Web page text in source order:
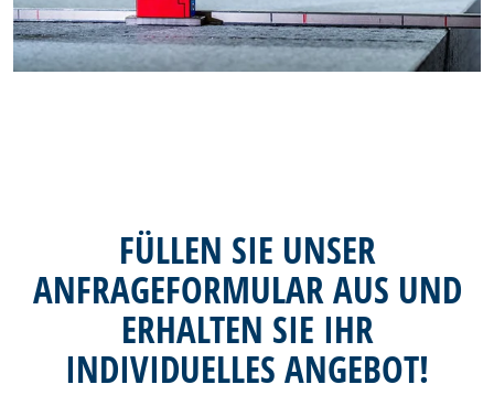
FÜLLEN SIE UNSER
ANFRAGEFORMULAR AUS UND
ERHALTEN SIE IHR
INDIVIDUELLES ANGEBOT!